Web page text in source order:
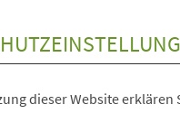
dieser Website